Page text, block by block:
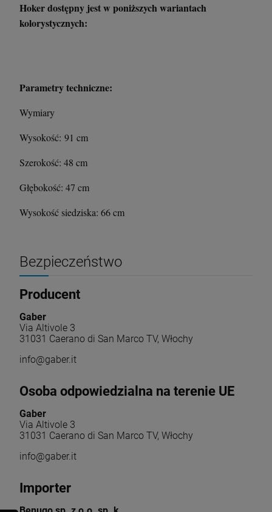
Hoker dostępny jest w poniższych wariantach
kolorystycznych:
Parametry techniczne:
Wymiary
Wysokość: 91 cm
Szerokość: 48 cm
Głębokość: 47 cm
Wysokość siedziska: 66 cm
Bezpieczeństwo
Producent
Gaber
Via Altivole 3
31031 Caerano di San Marco TV, Włochy
info@gaber.it
Osoba odpowiedzialna na terenie UE
Gaber
Via Altivole 3
31031 Caerano di San Marco TV, Włochy
info@gaber.it
Importer